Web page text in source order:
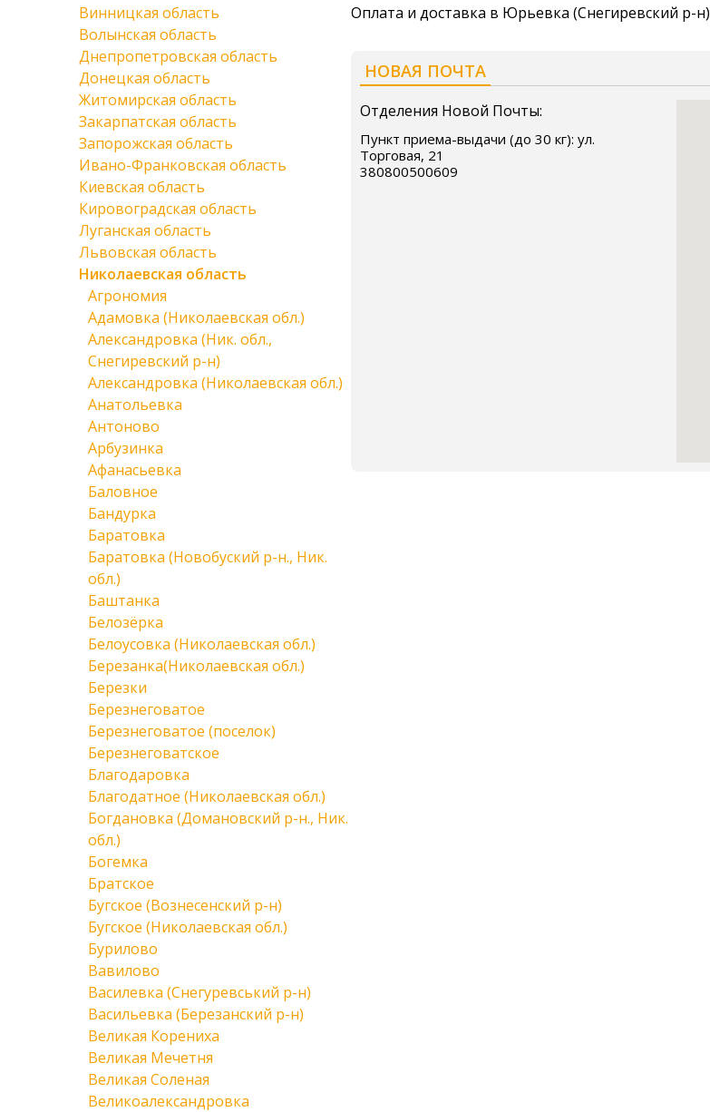
Оплата и доставка в Юрьевка (Снегиревский р-н)
НОВАЯ ПОЧТА
Отделения Новой Почты:
Пункт приема-выдачи (до 30 кг): ул.
Торговая, 21
380800500609
Винницкая область
Волынская область
Днепропетровская область
Донецкая область
Житомирская область
Закарпатская область
Запорожская область
Ивано-Франковская область
Киевская область
Кировоградская область
Луганская область
Львовская область
Николаевская область
Агрономия
Адамовка (Николаевская обл.)
Александровка (Ник. обл.,
Снегиревский р-н)
Александровка (Николаевская обл.)
Анатольевка
Антоново
Арбузинка
Афанасьевка
Баловное
Бандурка
Баратовка
Баратовка (Новобуский р-н., Ник.
обл.)
Баштанка
Белозёрка
Белоусовка (Николаевская обл.)
Березанка(Николаевская обл.)
Березки
Березнеговатое
Березнеговатое (поселок)
Березнеговатское
Благодаровка
Благодатное (Николаевская обл.)
Богдановка (Домановский р-н., Ник.
обл.)
Богемка
Братское
Бугское (Вознесенский р-н)
Бугское (Николаевская обл.)
Бурилово
Вавилово
Василевка (Снегуревський р-н)
Васильевка (Березанский р-н)
Великая Корениха
Великая Мечетня
Великая Соленая
Великоалександровка